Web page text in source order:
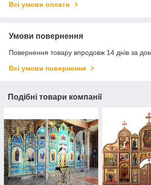
Всі умови оплати
Умови повернення
Повернення товару впродовж 14 днів за
Всі умови повернення
Подібні товари компанії